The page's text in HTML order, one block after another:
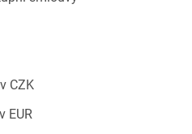
CZK
EUR